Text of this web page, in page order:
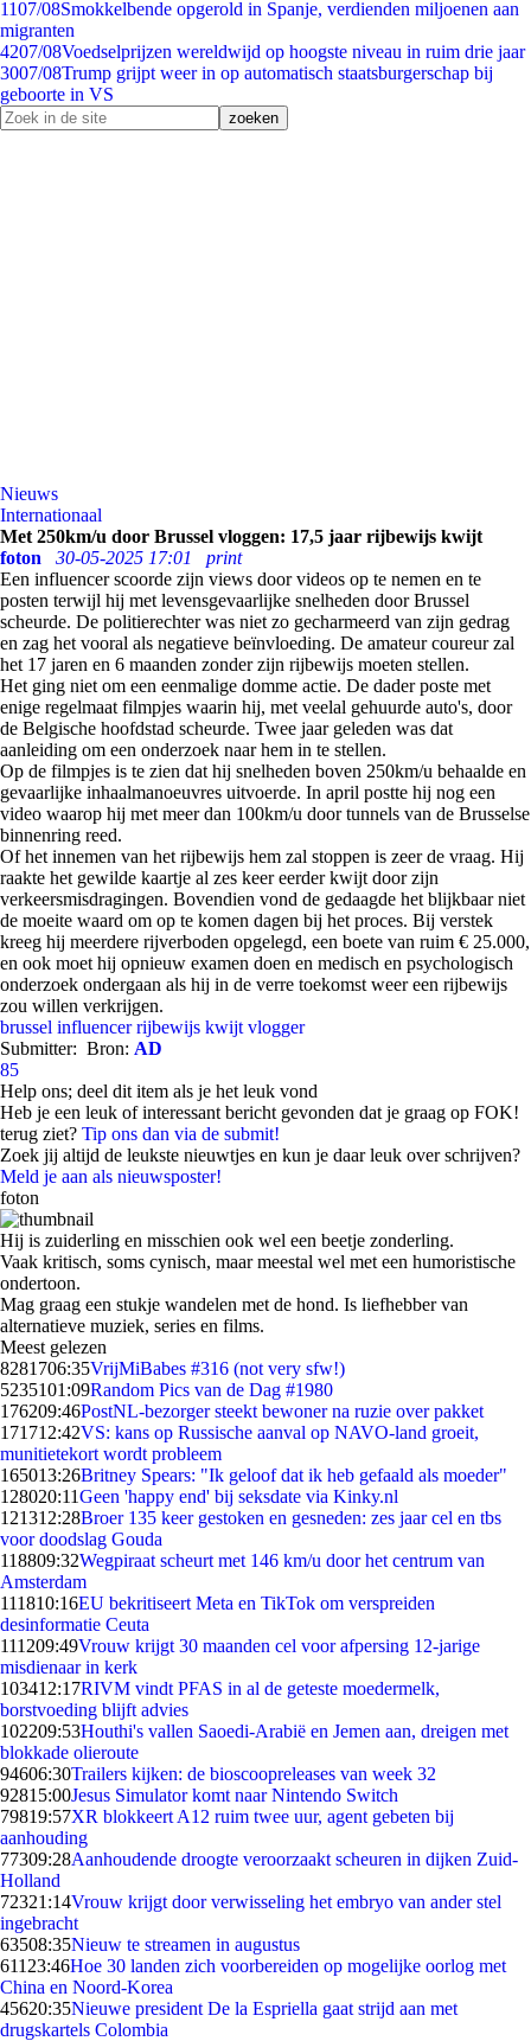
1107/08Smokkelbende opgerold in Spanje, verdienden miljoenen aan
migranten
4207/08Voedselprijzen wereldwijd op hoogste niveau in ruim drie jaar
3007/08Trump grijpt weer in op automatisch staatsburgerschap bij
geboorte in VS
Nieuws
Internationaal
Met 250km/u door Brussel vloggen: 17,5 jaar rijbewijs kwijt
foton
30-05-2025 17:01
print
Een influencer scoorde zijn views door videos op te nemen en te
posten terwijl hij met levensgevaarlijke snelheden door Brussel
scheurde. De politierechter was niet zo gecharmeerd van zijn gedrag
en zag het vooral als negatieve beïnvloeding. De amateur coureur zal
het 17 jaren en 6 maanden zonder zijn rijbewijs moeten stellen.
Het ging niet om een eenmalige domme actie. De dader poste met
enige regelmaat filmpjes waarin hij, met veelal gehuurde auto's, door
de Belgische hoofdstad scheurde. Twee jaar geleden was dat
aanleiding om een onderzoek naar hem in te stellen.
Op de filmpjes is te zien dat hij snelheden boven 250km/u behaalde en
gevaarlijke inhaalmanoeuvres uitvoerde. In april postte hij nog een
video waarop hij met meer dan 100km/u door tunnels van de Brusselse
binnenring reed.
Of het innemen van het rijbewijs hem zal stoppen is zeer de vraag. Hij
raakte het gewilde kaartje al zes keer eerder kwijt door zijn
verkeersmisdragingen. Bovendien vond de gedaagde het blijkbaar niet
de moeite waard om op te komen dagen bij het proces. Bij verstek
kreeg hij meerdere rijverboden opgelegd, een boete van ruim € 25.000,
en ook moet hij opnieuw examen doen en medisch en psychologisch
onderzoek ondergaan als hij in de verre toekomst weer een rijbewijs
zou willen verkrijgen.
brussel influencer rijbewijs kwijt vlogger
Submitter: Bron: AD
85
Help ons; deel dit item als je het leuk vond
Heb je een leuk of interessant bericht gevonden dat je graag op FOK!
terug ziet? Tip ons dan via de submit!
Zoek jij altijd de leukste nieuwtjes en kun je daar leuk over schrijven?
Meld je aan als nieuwsposter!
foton
Hij is zuiderling en misschien ook wel een beetje zonderling.
Vaak kritisch, soms cynisch, maar meestal wel met een humoristische
ondertoon.
Mag graag een stukje wandelen met de hond. Is liefhebber van
alternatieve muziek, series en films.
Meest gelezen
8281706:35VrijMiBabes #316 (not very sfw!)
5235101:09Random Pics van de Dag #1980
176209:46PostNL-bezorger steekt bewoner na ruzie over pakket
171712:42VS: kans op Russische aanval op NAVO-land groeit,
munitietekort wordt probleem
165013:26Britney Spears: "Ik geloof dat ik heb gefaald als moeder"
128020:11Geen 'happy end' bij seksdate via Kinky.nl
121312:28Broer 135 keer gestoken en gesneden: zes jaar cel en tbs
voor doodslag Gouda
118809:32Wegpiraat scheurt met 146 km/u door het centrum van
Amsterdam
111810:16EU bekritiseert Meta en TikTok om verspreiden
desinformatie Ceuta
111209:49Vrouw krijgt 30 maanden cel voor afpersing 12-jarige
misdienaar in kerk
103412:17RIVM vindt PFAS in al de geteste moedermelk,
borstvoeding blijft advies
102209:53Houthi's vallen Saoedi-Arabië en Jemen aan, dreigen met
blokkade olieroute
94606:30Trailers kijken: de bioscoopreleases van week 32
92815:00Jesus Simulator komt naar Nintendo Switch
79819:57XR blokkeert A12 ruim twee uur, agent gebeten bij
aanhouding
77309:28Aanhoudende droogte veroorzaakt scheuren in dijken Zuid-
Holland
72321:14Vrouw krijgt door verwisseling het embryo van ander stel
ingebracht
63508:35Nieuw te streamen in augustus
611 23:46Hoe 30 landen zich voorbereiden op mogelijke oorlog met
China en Noord-Korea
45620:35Nieuwe president De la Espriella gaat strijd aan met
drugskartels Colombia